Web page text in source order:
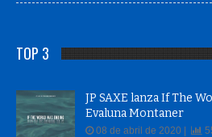
TOP 3
JP SAXE lanza If The
Evaluna Montaner
08 de abril de 2020 |